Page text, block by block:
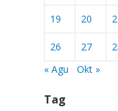
19 20
26 27
« Agu
Okt »
Tag